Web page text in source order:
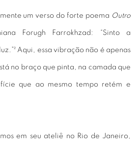
um verso do forte poema Outro
Forugh Farrokhzad: “Sinto a
Aqui, essa vibração não é apenas
no braço que pinta, na camada que
que ao mesmo tempo retém e
em seu ateliê no Rio de Janeiro,